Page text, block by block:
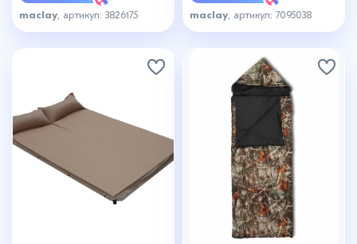
maclay , артикул: 3826175 maclay , артикул: 7095038